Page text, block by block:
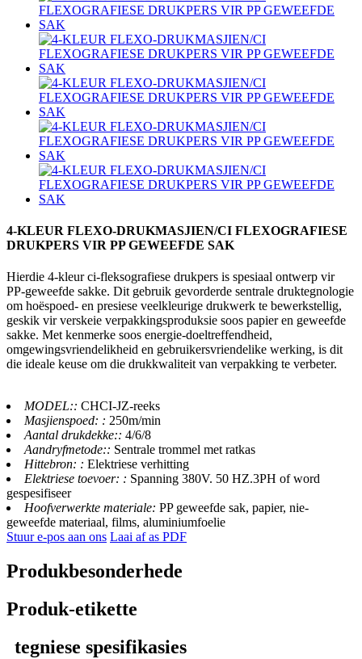
4-KLEUR FLEXO-DRUKMASJIEN/CI FLEXOGRAFIESE
DRUKPERS VIR PP GEWEEFDE SAK
Hierdie 4-kleur ci-fleksografiese drukpers is spesiaal ontwerp vir
PP-geweefde sakke. Dit gebruik gevorderde sentrale druktegnologie
om hoëspoed- en presiese veelkleurige drukwerk te bewerkstellig,
geskik vir verskeie verpakkingsproduksie soos papier en geweefde
sakke. Met kenmerke soos energie-doeltreffendheid,
omgewingsvriendelikheid en gebruikersvriendelike werking, is dit
die ideale keuse om die drukkwaliteit van verpakking te verbeter.
MODEL:: CHCI-JZ-reeks
Masjienspoed: : 250m/min
Aantal drukdekke:: 4/6/8
Aandryfmetode:: Sentrale trommel met ratkas
Hittebron: : Elektriese verhitting
Elektriese toevoer: : Spanning 380V. 50 HZ.3PH of word
gespesifiseer
Hoofverwerkte materiale: PP geweefde sak, papier, nie-
geweefde materiaal, films, aluminiumfoelie
Stuur e-pos aan ons Laai af as PDF
Produkbesonderhede
Produk-etikette
tegniese spesifikasies